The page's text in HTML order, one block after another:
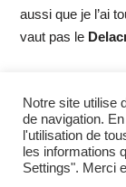
aussi que je l’ai
vaut pas le
À propos
Notre site utilise
de navigation.
l'utilisation de
les informations
Settings". Merci